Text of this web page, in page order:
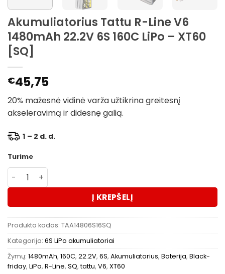
Akumuliatorius Tattu R-Line V6
1480mAh 22.2V 6S 160C LiPo – XT60
[SQ]
€45,75
20% mažesnė vidinė varža užtikrina greitesnį
akseleravimą ir didesnę galią.
1 – 2 d. d.
Turime
produkto kiekis: Akumuliatorius Tattu R-Line V6
Į KREPŠELĮ
Produkto kodas: TAA14806S16SQ
Kategorija: 6S LiPo akumuliatoriai
Žymų: 1480mAh, 160C, 22.2V, 6S, Akumuliatorius, Baterija, Black-
friday, LiPo, R-Line, SQ,tattu, V6, XT60